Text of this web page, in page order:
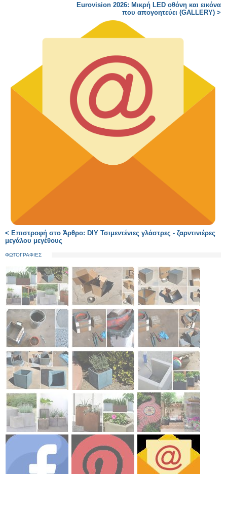
Eurovision 2026: Μικρή LED οθόνη και εικόνα
που απογοητεύει (GALLERY) >
< Επιστροφή στο Άρθρο: DIY Τσιμεντένιες γλάστρες - ζαρντινιέρες
μεγάλου μεγέθους
ΦΩΤΟΓΡΑΦΙΕΣ